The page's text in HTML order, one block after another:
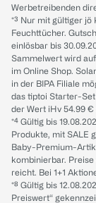
Werbetreibenden
*³ Nur mit gültiger jö
Feuchttücher.
einlösbar bis
Sammelwert wird
im Online Shop.
in der BIPA Filiale
das tiptoi Starter-
der Wert iHv 54.99 €
*⁴ Gültig bis
Produkte, mit SALE
Baby-Premium-
kombinierbar.
reicht. Bei 1+1
*⁸ Gültig bis
Preiswert“